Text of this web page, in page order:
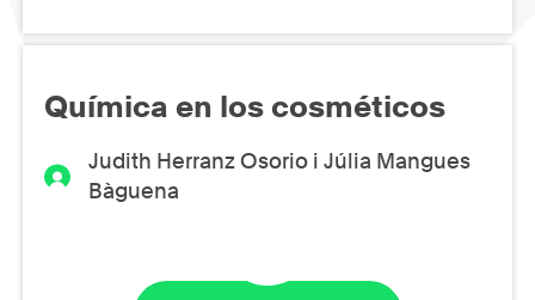
Química en los cosméticos
Judith Herranz Osorio i Júlia Mangues
Bàguena